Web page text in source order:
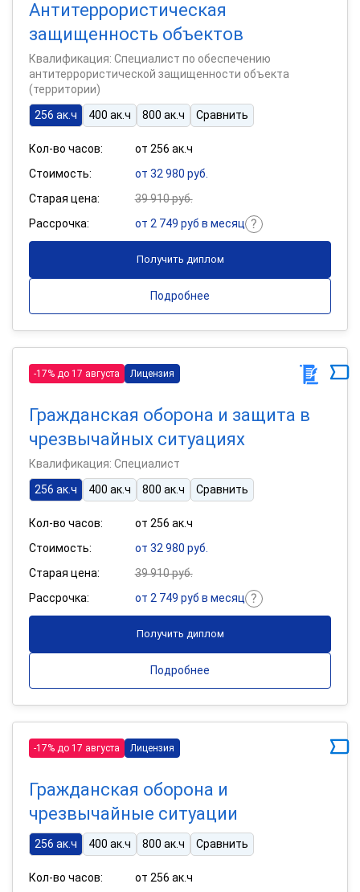
Антитеррористическая
защищенность объектов
Квалификация: Специалист по обеспечению
антитеррористической защищенности объекта
(территории)
256 ак.ч
400 ак.ч 800 ак.ч Сравнить
Кол-во часов:
от 256 ак.ч
Стоимость:
от 32 980 руб.
Старая цена:
39 910 руб.
Рассрочка:
от 2 749 руб в месяц
Получить диплом
Подробнее
-17% до 17 августа Лицензия
Гражданская оборона и защита в
чрезвычайных ситуациях
Квалификация: Специалист
256 ак.ч
400 ак.ч 800 ак.ч Сравнить
Кол-во часов:
от 256 ак.ч
Стоимость:
от 32 980 руб.
Старая цена:
39 910 руб.
Рассрочка:
от 2 749 руб в месяц
Получить диплом
Подробнее
-17% до 17 августа Лицензия
Гражданская оборона и
чрезвычайные ситуации
256 ак.ч 400 ак.ч 800 ак.ч Сравнить
Кол-во часов:
от 256 ак.ч